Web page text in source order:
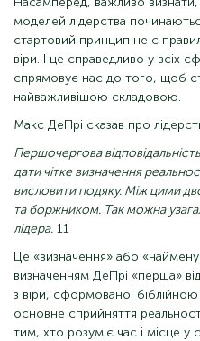
моделей лідерства
стартовий принцип не є
віри. І це справедливо у всіх
спрямовує нас до того, щоб
найважливішою складовою.
Макс ДеПрі сказав про
Першочергова
дати чітке визначення
висловити подяку. Між цими
та боржником. Так можна
лідера. 11
Це «визначення» або
визначенням ДеПрі «перша»
з віри, сформованої
основне сприйняття
тим, хто розуміє час і місце у